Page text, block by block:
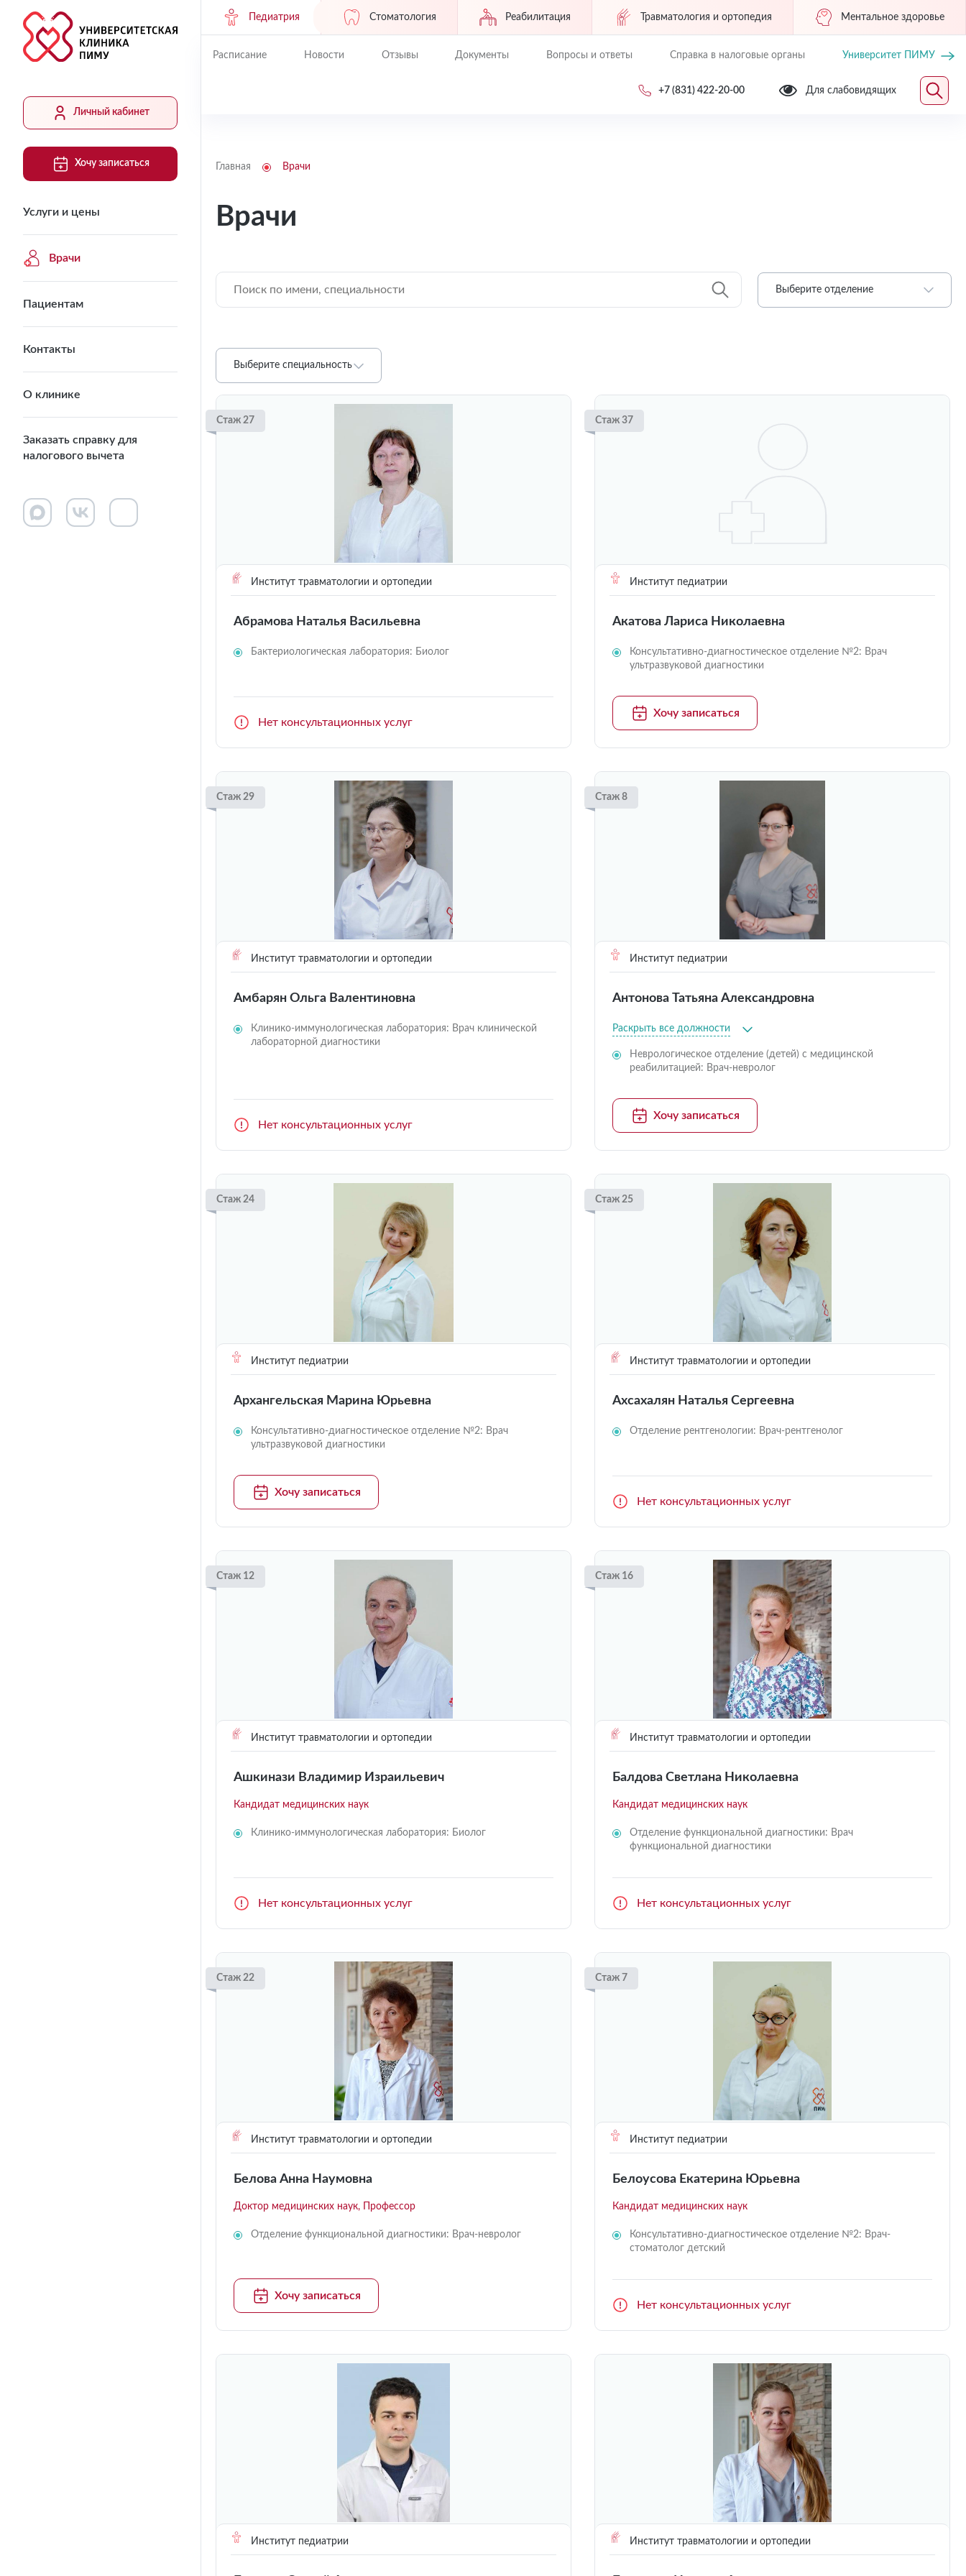
Личный кабинет
Хочу записаться
Услуги и цены
Врачи
Пациентам
Контакты
О клинике
Заказать справку для
налогового вычета
Педиатрия Стоматология Реабилитация Травматология и ортопедия Ментальное здоровье
Расписание Новости Отзывы Документы Вопросы и ответы Справка в налоговые органы Университет ПИМУ
+7 (831) 422-20-00 Для слабовидящих
Главная Врачи
Врачи
Выберите отделение
Выберите специальность
Стаж 27
Институт травматологии и ортопедии
Абрамова Наталья Васильевна
Бактериологическая лаборатория: Биолог
Нет консультационных услуг
Стаж 37
Институт педиатрии
Акатова Лариса Николаевна
Консультативно-диагностическое отделение №2: Врач
ультразвуковой диагностики
Хочу записаться
Стаж 29
Институт травматологии и ортопедии
Амбарян Ольга Валентиновна
Клинико-иммунологическая лаборатория: Врач клинической
лабораторной диагностики
Нет консультационных услуг
Стаж 8
Институт педиатрии
Антонова Татьяна Александровна
Раскрыть все должности
Неврологическое отделение (детей) с медицинской
реабилитацией: Врач-невролог
Хочу записаться
Стаж 24
Институт педиатрии
Архангельская Марина Юрьевна
Консультативно-диагностическое отделение №2: Врач
ультразвуковой диагностики
Хочу записаться
Стаж 25
Институт травматологии и ортопедии
Ахсахалян Наталья Сергеевна
Отделение рентгенологии: Врач-рентгенолог
Нет консультационных услуг
Стаж 12
Институт травматологии и ортопедии
Ашкинази Владимир Израильевич
Кандидат медицинских наук
Клинико-иммунологическая лаборатория: Биолог
Нет консультационных услуг
Стаж 16
Институт травматологии и ортопедии
Балдова Светлана Николаевна
Кандидат медицинских наук
Отделение функциональной диагностики: Врач
функциональной диагностики
Нет консультационных услуг
Стаж 22
Институт травматологии и ортопедии
Белова Анна Наумовна
Доктор медицинских наук, Профессор
Отделение функциональной диагностики: Врач-невролог
Хочу записаться
Стаж 7
Институт педиатрии
Белоусова Екатерина Юрьевна
Кандидат медицинских наук
Консультативно-диагностическое отделение №2: Врач-
стоматолог детский
Нет консультационных услуг
Институт педиатрии Институт травматологии и ортопедии